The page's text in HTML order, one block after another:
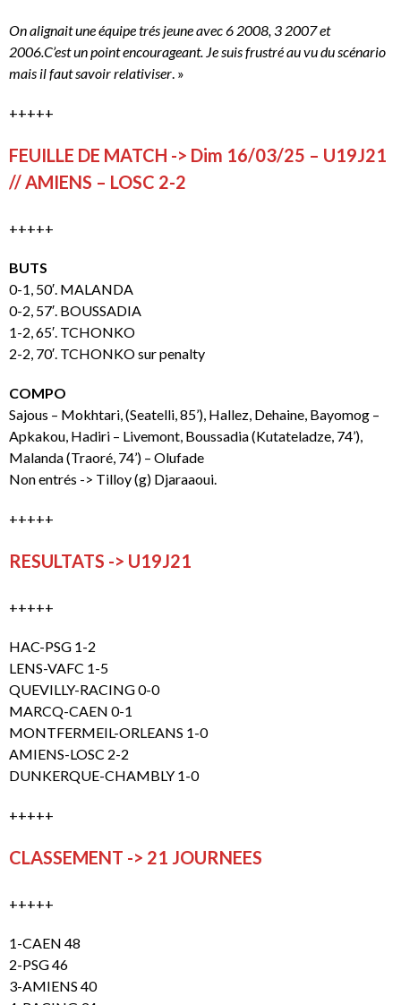
On alignait une équipe trés jeune avec 6 2008, 3 2007 et
2006.C’est un point encourageant. Je suis frustré au vu du scénario
mais il faut savoir relativiser. »
+++++
FEUILLE DE MATCH -> Dim 16/03/25 – U19J21
// AMIENS – LOSC 2-2
+++++
BUTS
0-1, 50′. MALANDA
0-2, 57′. BOUSSADIA
1-2, 65′. TCHONKO
2-2, 70′. TCHONKO sur penalty
COMPO
Sajous – Mokhtari, (Seatelli, 85’), Hallez, Dehaine, Bayomog –
Apkakou, Hadiri – Livemont, Boussadia (Kutateladze, 74’),
Malanda (Traoré, 74’) – Olufade
Non entrés -> Tilloy (g) Djaraaoui.
+++++
RESULTATS -> U19J21
+++++
HAC-PSG 1-2
LENS-VAFC 1-5
QUEVILLY-RACING 0-0
MARCQ-CAEN 0-1
MONTFERMEIL-ORLEANS 1-0
AMIENS-LOSC 2-2
DUNKERQUE-CHAMBLY 1-0
+++++
CLASSEMENT -> 21 JOURNEES
+++++
1-CAEN 48
2-PSG 46
3-AMIENS 40